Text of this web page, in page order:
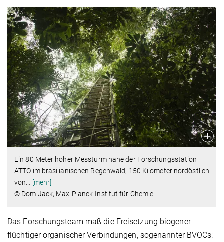
Ein 80 Meter hoher Messturm nahe der Forschungsstation
ATTO im brasilianischen Regenwald, 150 Kilometer nordöstlich
von… [mehr]
© Dom Jack, Max-Planck-Institut für Chemie
Das Forschungsteam maß die Freisetzung biogener
flüchtiger organischer Verbindungen, sogenannter BVOCs: